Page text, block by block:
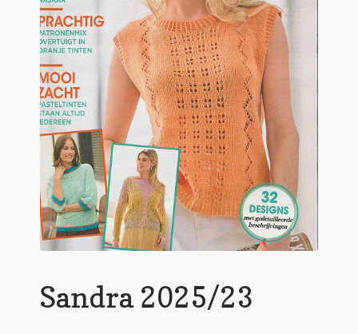
Sandra 2025/23